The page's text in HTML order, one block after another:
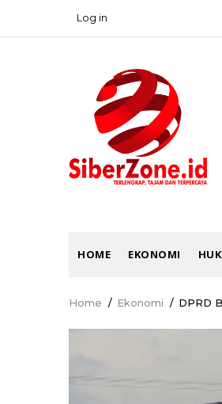
USER
ACCOUNT
Log in
MAIN
HOME EKONOMI
Breadcrumb
Home / Ekonomi / DPRD